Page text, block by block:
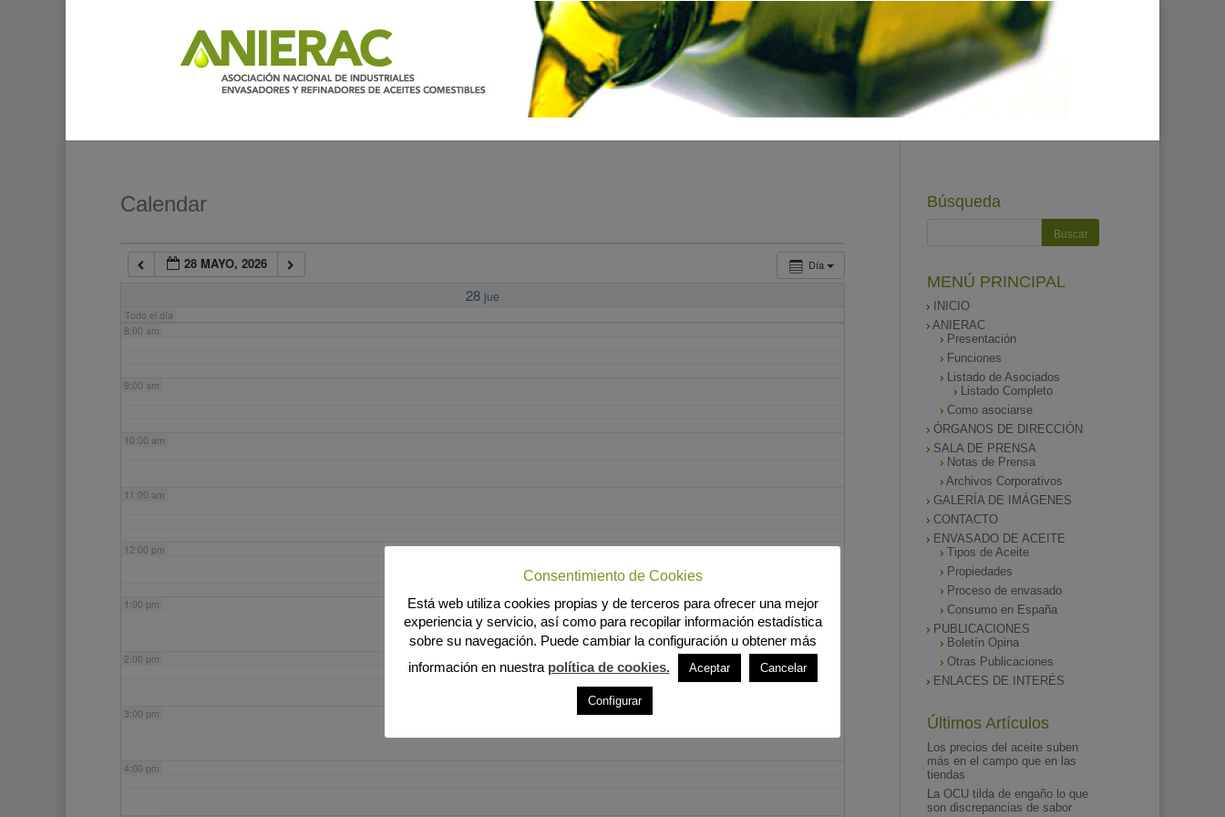
Calendar
Día
28 MAYO, 2026
28 jue
Todo el día
7:00 am
8:00 am
9:00 am
10:00 am
11:00 am
12:00 pm
1:00 pm
2:00 pm
3:00 pm
4:00 pm
Búsqueda
MENÚ PRINCIPAL
INICIO
ANIERAC
Presentación
Funciones
Listado de Asociados
Listado Completo
Como asociarse
ÓRGANOS DE DIRECCIÓN
SALA DE PRENSA
Notas de Prensa
Archivos Corporativos
GALERÍA DE IMÁGENES
CONTACTO
ENVASADO DE ACEITE
Tipos de Aceite
Propiedades
Proceso de envasado
Consumo en España
PUBLICACIONES
Boletín Opina
Otras Publicaciones
ENLACES DE INTERÉS
Últimos Artículos
Los precios del aceite suben
más en el campo que en las
tiendas
La OCU tilda de engaño lo que
son discrepancias de sabor
Consentimiento de Cookies
Está web utiliza cookies propias y de terceros para ofrecer una mejor
experiencia y servicio, así como para recopilar información estadística
sobre su navegación. Puede cambiar la configuración u obtener más
información en nuestra política de cookies. Aceptar Cancelar
Configurar